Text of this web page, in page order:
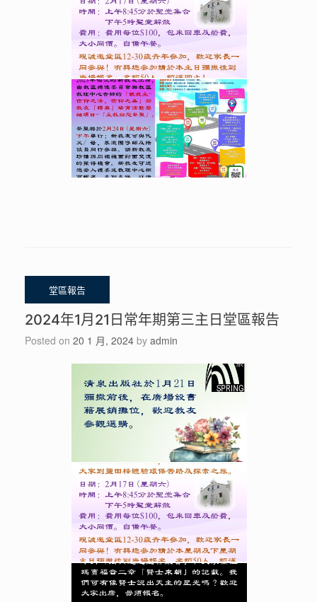
2024年1月21日常年期第三主日堂區報告
Posted on 20 1 月, 2024 by admin